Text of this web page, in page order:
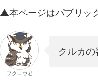
▲本ページはパブリッ
フクロウ君
クルカ